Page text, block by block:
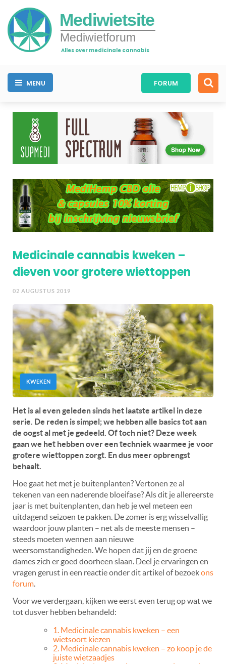
Mediwietsite
Mediwietforum
Alles over medicinale cannabis
MENU FORUM
Medicinale cannabis kweken –
dieven voor grotere wiettoppen
02 AUGUSTUS 2019
KWEKEN
Het is al even geleden sinds het laatste artikel in deze
serie. De reden is simpel; we hebben alle basics tot aan
de oogst al met je gedeeld. Of toch niet? Deze week
gaan we het hebben over een techniek waarmee je voor
grotere wiettoppen zorgt. En dus meer opbrengst
behaalt.
Hoe gaat het met je buitenplanten? Vertonen ze al
tekenen van een naderende bloeifase? Als dit je allereerste
jaar is met buitenplanten, dan heb je wel meteen een
uitdagend seizoen te pakken. De zomer is erg wisselvallig
waardoor jouw planten – net als de meeste mensen –
steeds moeten wennen aan nieuwe
weersomstandigheden. We hopen dat jij en de groene
dames zich er goed doorheen slaan. Deel je ervaringen en
vragen gerust in een reactie onder dit artikel of bezoekons
forum.
Voor we verdergaan, kijken we eerst even terug op wat we
tot dusver hebben behandeld:
1. Medicinale cannabis kweken – een
wietsoort kiezen
2. Medicinale cannabis kweken – zo koop je de
juiste wietzaadjes